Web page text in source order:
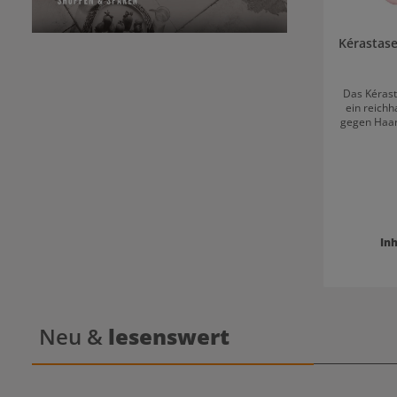
Das
ein
gegen
Neu & lesenswert